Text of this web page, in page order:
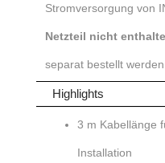
Stromversorgung von
Netzteil nicht
separat bestellt werden.
Highlights
3 m Kabellänge
Installation